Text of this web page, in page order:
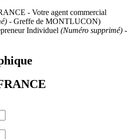
- Votre agent commercial
- Greffe de MONTLUCON)
Individuel (Numéro supprimé) -